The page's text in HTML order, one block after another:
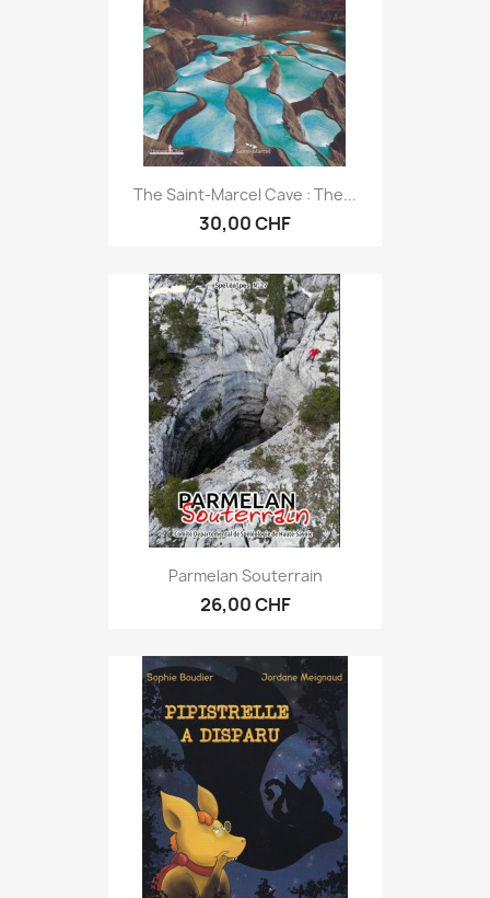
The Saint-Marcel Cave : The...
30,00 CHF
Parmelan Souterrain
26,00 CHF